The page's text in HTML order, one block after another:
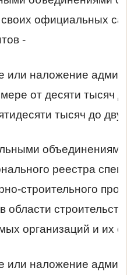
официальных
-
или наложение
от десяти тысяч
тысяч до
реестра
строительного
области
организаций и их
или наложение